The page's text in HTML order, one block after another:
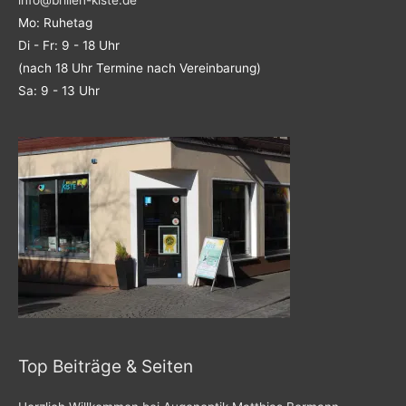
Mo: Ruhetag
Di - Fr: 9 - 18 Uhr
(nach 18 Uhr Termine nach Vereinbarung)
Sa: 9 - 13 Uhr
Top Beiträge & Seiten